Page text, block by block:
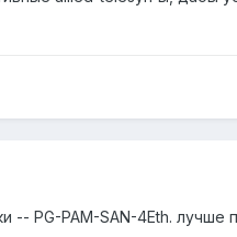
-- PG-PAM-SAN-4Eth. лучше